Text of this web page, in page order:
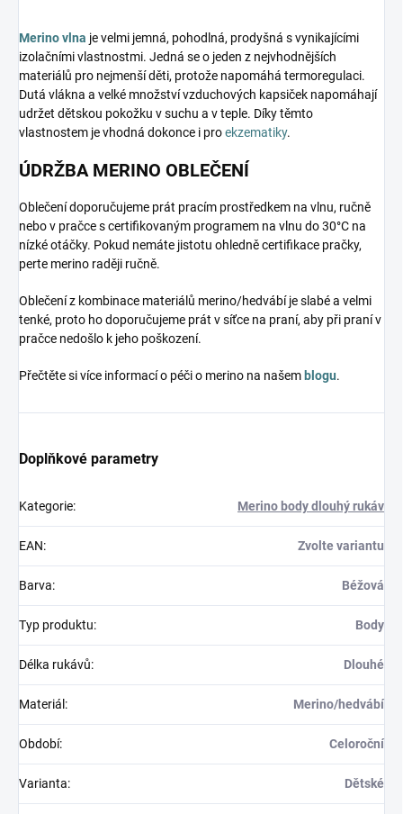
Merino vlna je velmi jemná, pohodlná, prodyšná s vynikajícími
izolačními vlastnostmi. Jedná se o jeden z nejvhodnějších
materiálů pro nejmenší děti, protože napomáhá termoregulaci.
Dutá vlákna a velké množství vzduchových kapsiček napomáhají
udržet dětskou pokožku v suchu a v teple. Díky těmto
vlastnostem je vhodná dokonce i proekzematiky.
ÚDRŽBA MERINO OBLEČENÍ
Oblečení doporučujeme prát pracím prostředkem na vlnu, ručně
nebo v pračce s certifikovaným programem na vlnu do 30°C na
nízké otáčky. Pokud nemáte jistotu ohledně certifikace pračky,
perte merino raději ručně.
Oblečení z kombinace materiálů merino/hedvábí je slabé a velmi
tenké, proto ho doporučujeme prát v síťce na praní, aby při praní v
pračce nedošlo k jeho poškození.
Přečtěte si více informací o péči o merino na našem blogu.
Doplňkové parametry
Kategorie: Merino body dlouhý rukáv
EAN: Zvolte variantu
Barva: Béžová
Typ produktu: Body
Délka rukávů: Dlouhé
Materiál : Merino/hedvábí
Období: Celoroční
Varianta: Dětské